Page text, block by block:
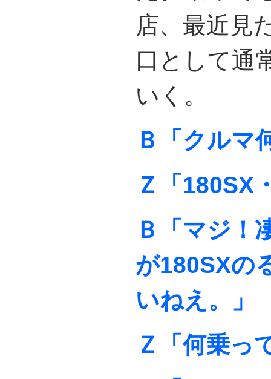
店、最近見
口として通
いく。
Ｂ「クルマ
Ｚ「180SX
Ｂ「マジ！
が180SXの
いねえ。」
Ｚ「何乗っ